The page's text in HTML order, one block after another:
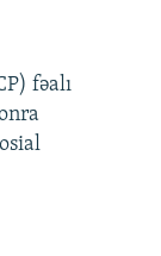
fəalı